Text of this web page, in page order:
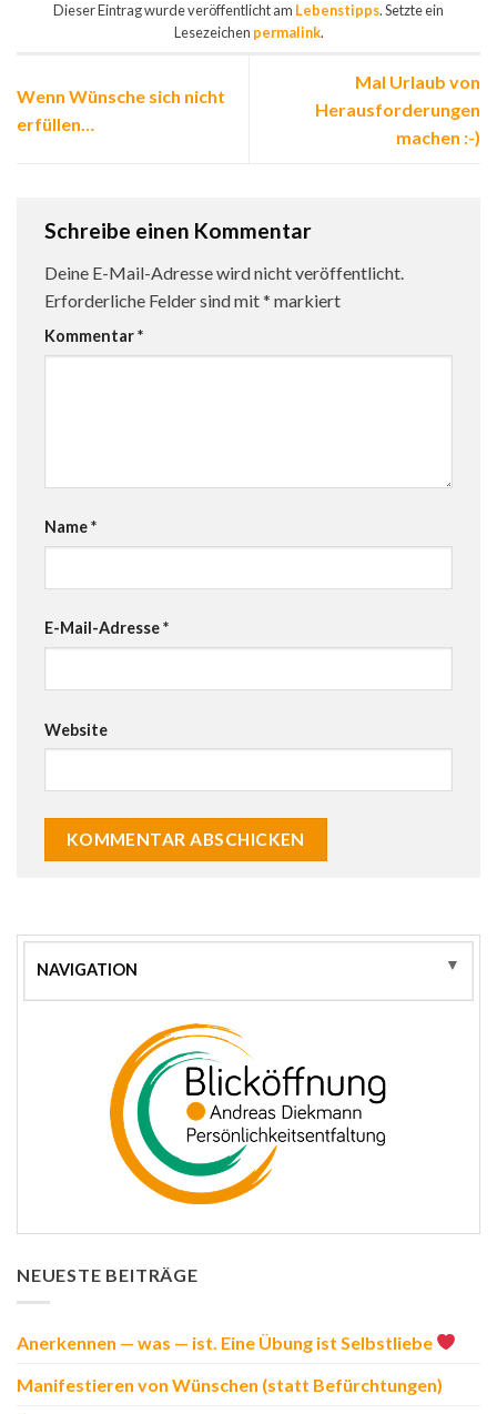
Dieser Eintrag wurde veröffentlicht am Lebenstipps. Setzte ein
Lesezeichen permalink.
Wenn Wünsche sich nicht
erfüllen…
Mal Urlaub von
Herausforderungen
machen :-)
Schreibe einen Kommentar
Deine E-Mail-Adresse wird nicht veröffentlicht.
Erforderliche Felder sind mit* markiert
Kommentar*
Name*
E-Mail-Adresse*
Website
NAVIGATION ▼
NEUESTE BEITRÄGE
Anerkennen — was — ist. Eine Übung ist Selbstliebe
Manifestieren von Wünschen (statt Befürchtungen)